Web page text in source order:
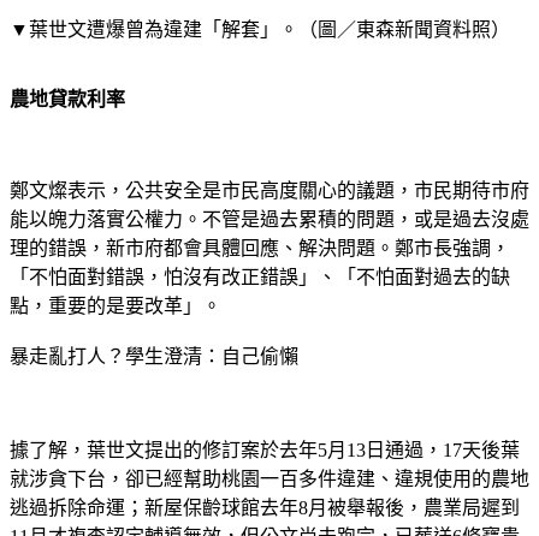
▼葉世文遭爆曾為違建「解套」。（圖／東森新聞資料照）
農地貸款利率
鄭文燦表示，公共安全是市民高度關心的議題，市民期待市府
能以魄力落實公權力。不管是過去累積的問題，或是過去沒處
理的錯誤，新市府都會具體回應、解決問題。鄭市長強調，
「不怕面對錯誤，怕沒有改正錯誤」、「不怕面對過去的缺
點，重要的是要改革」。
暴走亂打人？學生澄清：自己偷懶
據了解，葉世文提出的修訂案於去年5月13日通過，17天後葉
就涉貪下台，卻已經幫助桃園一百多件違建、違規使用的農地
逃過拆除命運；新屋保齡球館去年8月被舉報後，農業局遲到